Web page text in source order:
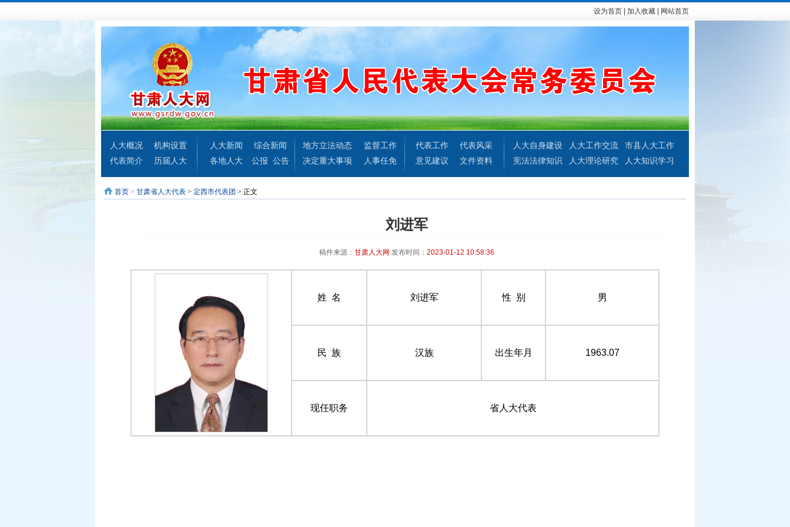
设为首页 加入收藏 网站首页
人大概况
机构设置
代表简介
历届人大
人大新闻
综合新闻
各地人大
公报 公告
地方立法动态
监督工作
决定重大事项
人事任免
代表工作
代表风采
意见建议
文件资料
人大自身建设 人大工作交流
市县人大工作
宪法法律知识
人大理论研究 人大知识学习
首页 > 甘肃省人大代表 > 定西市代表团 > 正文
刘进军
稿件来源： 甘肃人大网 发布时间： 2023-01-12 10:58:36
姓 名 刘进军 性 别 男
民 族 汉族 出生年月 1963.07
现任职务 省人大代表